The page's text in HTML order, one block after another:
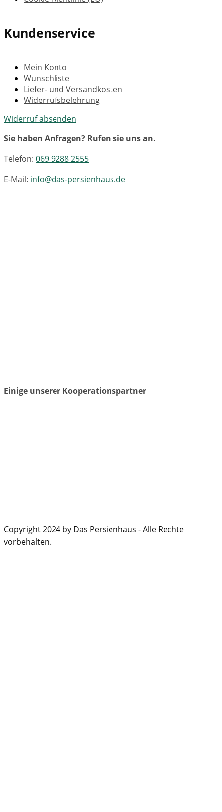
Kundenservice
Mein Konto
Wunschliste
Liefer- und Versandkosten
Widerrufsbelehrung
Widerruf absenden
Sie haben Anfragen? Rufen sie uns an.
Telefon: 069 9288 2555
E-Mail: info@das-persienhaus.de
Einige unserer Kooperationspartner
Copyright 2024 by Das Persienhaus - Alle Rechte
vorbehalten.